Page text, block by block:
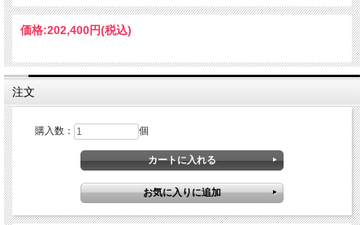
価格:202,400円(税込)
注文
購入数： 個